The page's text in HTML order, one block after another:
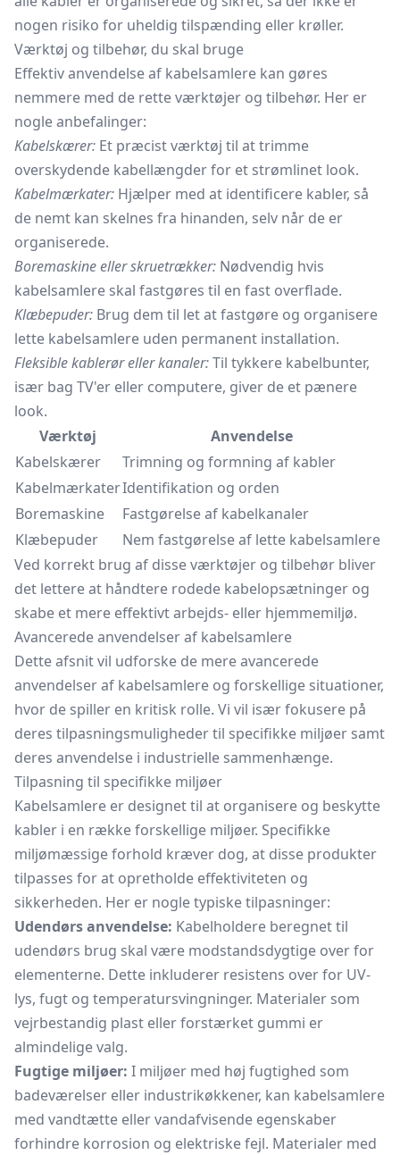
nogen risiko for uheldig tilspænding eller krøller.
Værktøj og tilbehør, du skal bruge
Effektiv anvendelse af kabelsamlere kan gøres
nemmere med de rette værktøjer og tilbehør. Her er
nogle anbefalinger:
Kabelskærer: Et præcist værktøj til at trimme
overskydende kabellængder for et strømlinet look.
Kabelmærkater: Hjælper med at identificere kabler, så
de nemt kan skelnes fra hinanden, selv når de er
organiserede.
Boremaskine eller skruetrækker: Nødvendig hvis
kabelsamlere skal fastgøres til en fast overflade.
Klæbepuder: Brug dem til let at fastgøre og organisere
lette kabelsamlere uden permanent installation.
Fleksible kablerør eller kanaler:Til tykkere kabelbunter,
især bag TV'er eller computere, giver de et pænere
look.
Værktøj
Anvendelse
Kabelskærer
Trimning og formning af kabler
KabelmærkaterIdentifikation og orden
Boremaskine
Fastgørelse af kabelkanaler
Klæbepuder
Nem fastgørelse af lette kabelsamlere
Ved korrekt brug af disse værktøjer og tilbehør bliver
det lettere at håndtere rodede kabelopsætninger og
skabe et mere effektivt arbejds- eller hjemmemiljø.
Avancerede anvendelser af kabelsamlere
Dette afsnit vil udforske de mere avancerede
anvendelser af kabelsamlere og forskellige situationer,
hvor de spiller en kritisk rolle. Vi vil især fokusere på
deres tilpasningsmuligheder til specifikke miljøer samt
deres anvendelse i industrielle sammenhænge.
Tilpasning til specifikke miljøer
Kabelsamlere er designet til at organisere og beskytte
kabler i en række forskellige miljøer. Specifikke
miljømæssige forhold kræver dog, at disse produkter
tilpasses for at opretholde effektiviteten og
sikkerheden. Her er nogle typiske tilpasninger:
Udendørs anvendelse: Kabelholdere beregnet til
udendørs brug skal være modstandsdygtige over for
elementerne. Dette inkluderer resistens over for UV-
lys, fugt og temperatursvingninger. Materialer som
vejrbestandig plast eller forstærket gummi er
almindelige valg.
Fugtige miljøer: I miljøer med høj fugtighed som
badeværelser eller industrikøkkener, kan kabelsamlere
med vandtætte eller vandafvisende egenskaber
forhindre korrosion og elektriske fejl. Materialer med